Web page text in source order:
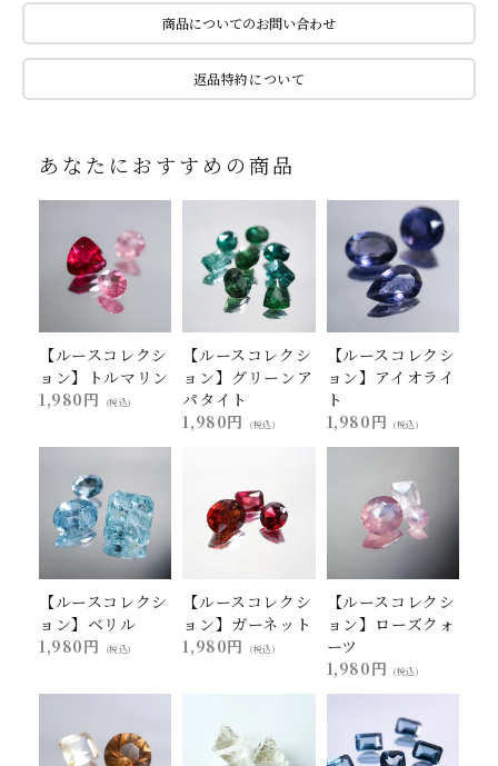
商品についてのお問い合わせ
返品特約について
あなたにおすすめの商品
【ルースコレクシ
ョン】トルマリン
1,980円
(税込)
【ルースコレクシ
ョン】グリーンア
パタイト
1,980円
(税込)
【ルースコレクシ
ョン】アイオライ
ト
1,980円
(税込)
【ルースコレクシ
ョン】ベリル
1,980円
(税込)
【ルースコレクシ
ョン】ガーネット
1,980円
(税込)
【ルースコレクシ
ョン】ローズクォ
ーツ
1,980円
(税込)